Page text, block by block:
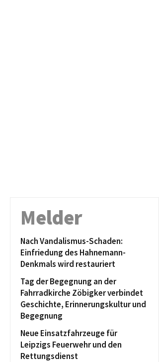
Melder
Nach Vandalismus-Schaden:
Einfriedung des Hahnemann-
Denkmals wird restauriert
Tag der Begegnung an der
Fahrradkirche Zöbigker verbindet
Geschichte, Erinnerungskultur und
Begegnung
Neue Einsatzfahrzeuge für
Leipzigs Feuerwehr und den
Rettungsdienst